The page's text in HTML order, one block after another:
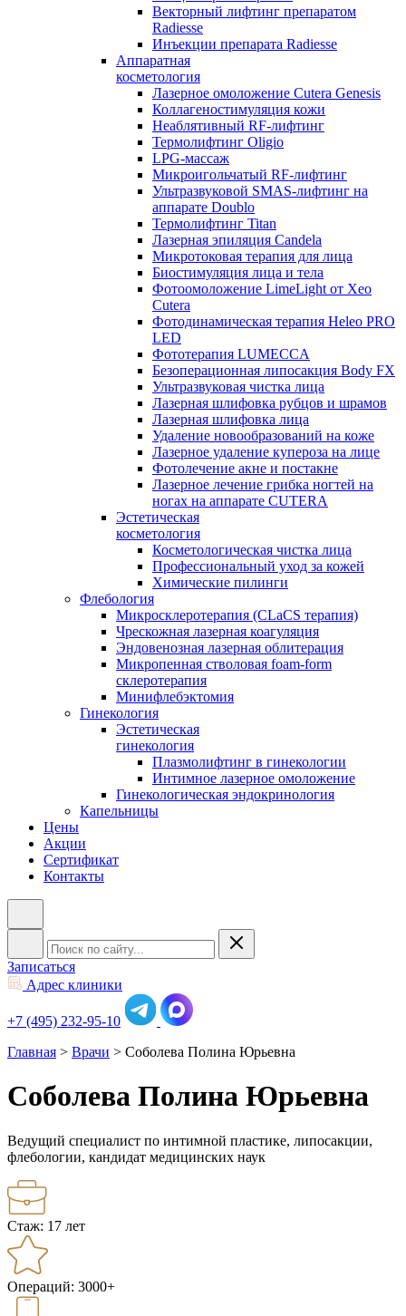
Векторный лифтинг препаратом
Radiesse
Инъекции препарата Radiesse
Аппаратная
косметология
Лазерное омоложение Cutera Genesis
Коллагеностимуляция кожи
Неаблятивный RF-лифтинг
Термолифтинг Oligio
LPG-массаж
Микроигольчатый RF-лифтинг
Ультразвуковой SMAS-лифтинг на
аппарате Doublo
Термолифтинг Titan
Лазерная эпиляция Сandela
Микротоковая терапия для лица
Биостимуляция лица и тела
Фотоомоложение LimeLight от Xeo
Cutera
Фотодинамическая терапия Heleo PRO
LED
Фототерапия LUMECCA
Безоперационная липосакция Body FX
Ультразвуковая чистка лица
Лазерная шлифовка рубцов и шрамов
Лазерная шлифовка лица
Удаление новообразований на коже
Лазерное удаление купероза на лице
Фотолечение акне и постакне
Лазерное лечение грибка ногтей на
ногах на аппарате CUTERA
Эстетическая
косметология
Косметологическая чистка лица
Профессиональный уход за кожей
Химические пилинги
Флебология
Микросклеротерапия (CLaCS терапия)
Чрескожная лазерная коагуляция
Эндовенозная лазерная облитерация
Микропенная стволовая foam-form
склеротерапия
Минифлебэктомия
Гинекология
Эстетическая
гинекология
Плазмолифтинг в гинекологии
Интимное лазерное омоложение
Гинекологическая эндокринология
Капельницы
Цены
Акции
Сертификат
Контакты
Записаться
Адрес клиники
+7 (495) 232-95-10
Главная > Врачи > Соболева Полина Юрьевна
Соболева Полина Юрьевна
Ведущий специалист по интимной пластике, липосакции,
флебологии, кандидат медицинских наук
Стаж: 17 лет
Операций: 3000+